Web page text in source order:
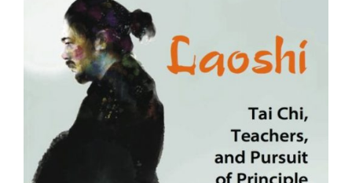
Fachbücher
Poster, Karten, Medien
Sonstiges
Abo